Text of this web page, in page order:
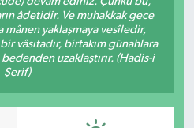
âdetidir. Ve muhakkak gece
mânen yaklaşmaya vesîledir,
vâsıtadır, birtakım günahlara
uzaklaştırır. (Hadis-i
Şerif)